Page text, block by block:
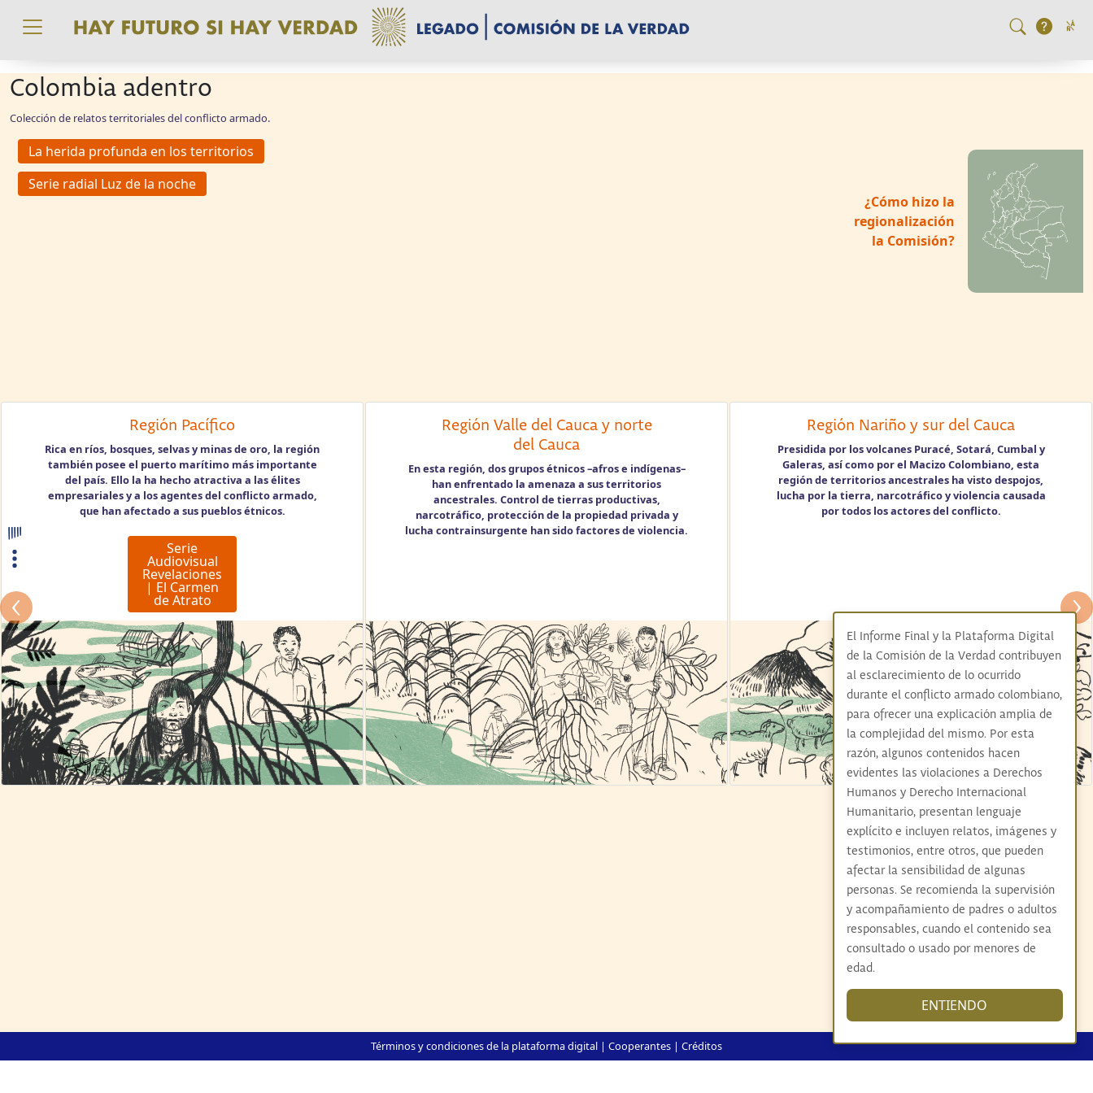
Pasar al contenido principal
Colombia adentro
Colección de relatos territoriales del conflicto armado.
La herida profunda en los territorios
Serie radial Luz de la noche
¿Cómo hizo la
regionalización
la Comisión?
Región Pacífico
Rica en ríos, bosques, selvas y minas de oro, la región
también posee el puerto marítimo más importante
del país. Ello la ha hecho atractiva a las élites
empresariales y a los agentes del conflicto armado,
que han afectado a sus pueblos étnicos.
Serie
Audiovisual
Revelaciones
| El Carmen
de Atrato
Región Valle del Cauca y norte
del Cauca
En esta región, dos grupos étnicos –afros e indígenas–
han enfrentado la amenaza a sus territorios
ancestrales. Control de tierras productivas,
narcotráfico, protección de la propiedad privada y
lucha contrainsurgente han sido factores de violencia.
Región Nariño y sur del Cauca
Presidida por los volcanes Puracé, Sotará, Cumbal y
Galeras, así como por el Macizo Colombiano, esta
región de territorios ancestrales ha visto despojos,
lucha por la tierra, narcotráfico y violencia causada
por todos los actores del conflicto.
Previous Next
Términos y condiciones de la plataforma digital | Cooperantes | Créditos
El Informe Final y la Plataforma Digital
de la Comisión de la Verdad contribuyen
al esclarecimiento de lo ocurrido
durante el conflicto armado colombiano,
para ofrecer una explicación amplia de
la complejidad del mismo. Por esta
razón, algunos contenidos hacen
evidentes las violaciones a Derechos
Humanos y Derecho Internacional
Humanitario, presentan lenguaje
explícito e incluyen relatos, imágenes y
testimonios, entre otros, que pueden
afectar la sensibilidad de algunas
personas. Se recomienda la supervisión
y acompañamiento de padres o adultos
responsables, cuando el contenido sea
consultado o usado por menores de
edad.
ENTIENDO